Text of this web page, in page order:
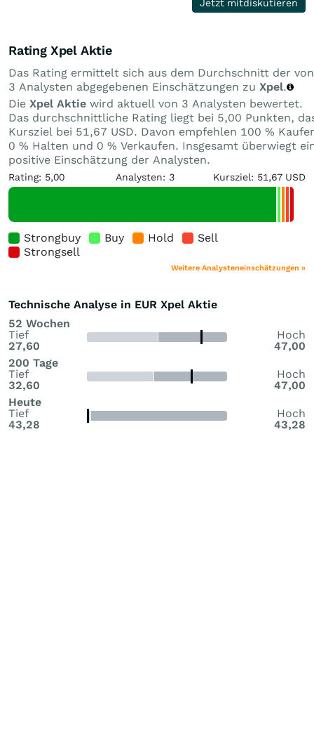
Jetzt mitdiskutieren
Rating Xpel Aktie
Das Rating ermittelt sich aus dem Durchschnitt der von
3 Analysten abgegebenen Einschätzungen zu Xpel.
Die Xpel Aktie wird aktuell von 3 Analysten bewertet.
Das durchschnittliche Rating liegt bei 5,00 Punkten,
Kursziel bei 51,67 USD. Davon empfehlen 100 %
0 % Halten und 0 % Verkaufen. Insgesamt überwiegt
positive Einschätzung der Analysten.
Rating: 5,00 Analysten: 3 Kursziel: 51,67 USD
Strongbuy Buy Hold
Sell
Strongsell
Weitere Analysteneinschätzungen »
Technische Analyse in EUR Xpel Aktie
52 Wochen
Tief
27,60
Hoch
47,00
200 Tage
Tief
32,60
Hoch
47,00
Heute
Tief
43,28
Hoch
43,28